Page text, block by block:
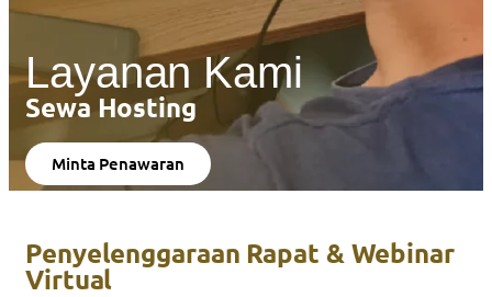
Layanan Kami
Sewa Hosting
Minta Penawaran
Penyelenggaraan Rapat & Webinar
Virtual